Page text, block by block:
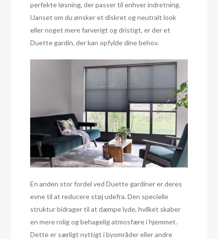
perfekte løsning, der passer til enhver indretning.
Uanset om du ønsker et diskret og neutralt look
eller noget mere farverigt og dristigt, er der et
Duette gardin, der kan opfylde dine behov.
En anden stor fordel ved Duette gardiner er deres
evne til at reducere støj udefra. Den specielle
struktur bidrager til at dæmpe lyde, hvilket skaber
en mere rolig og behagelig atmosfære i hjemmet.
Dette er særligt nyttigt i byområder eller andre